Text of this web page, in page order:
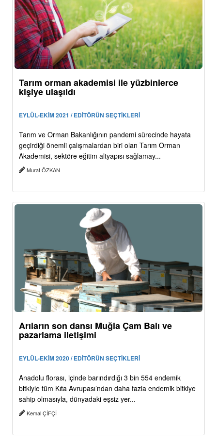
Tarım orman akademisi ile yüzbinlerce
kişiye ulaşıldı
EYLÜL-EKİM 2021 / EDİTÖRÜN SEÇTİKLERİ
Tarım ve Orman Bakanlığının pandemi sürecinde hayata
geçirdiği önemli çalışmalardan biri olan Tarım Orman
Akademisi, sektöre eğitim altyapısı sağlamay...
Murat ÖZKAN
Arıların son dansı Muğla Çam Balı ve
pazarlama iletişimi
EYLÜL-EKİM 2020 / EDİTÖRÜN SEÇTİKLERİ
Anadolu florası, içinde barındırdığı 3 bin 554 endemik
bitkiyle tüm Kıta Avrupası’ndan daha fazla endemik bitkiye
sahip olmasıyla, dünyadaki eşsiz yer...
Kemal ÇİFÇİ